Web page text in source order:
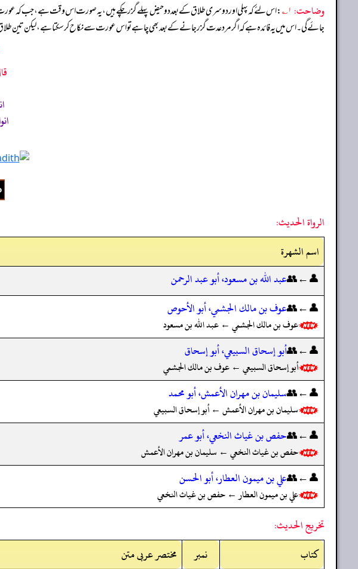
وضاحت: ۱؎ : اس لئے کہ پہلی اور دوسری طلاق کے بعد دو حیض پہلے گزر چکے ہیں، یہ صورت اس وقت ہے، جب کہ عورت
جائے گی۔ اس میں یہ فائدہ ہے کہ اگر مرد عدت گزر جانے کے بعد بھی چاہے تو اس عورت سے نکاح کر سکتا ہے،
الرواة الحديث:
اسم الشهرة
👤←👥عبد الله بن مسعود، أبو عبد الرحمن
👤←👥عوف بن مالك الجشمي، أبو الأحوص
عوف بن مالك الجشمي ← عبد الله بن مسعود
👤←👥أبو إسحاق السبيعي، أبو إسحاق
أبو إسحاق السبيعي ← عوف بن مالك الجشمي
👤←👥سليمان بن مهران الأعمش، أبو محمد
سليمان بن مهران الأعمش ← أبو إسحاق السبيعي
👤←👥حفص بن غياث النخعي، أبو عمر
حفص بن غياث النخعي ← سليمان بن مهران الأعمش
👤←👥علي بن ميمون العطار، أبو الحسن
علي بن ميمون العطار ← حفص بن غياث النخعي
تخريج الحديث:
کتاب
نمبر
مختصر عربی متن